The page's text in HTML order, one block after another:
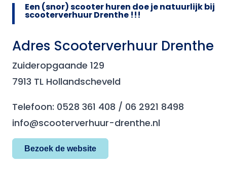
Een (snor) scooter huren doe je natuurlijk bij
scooterverhuur Drenthe !!!
Adres Scooterverhuur Drenthe
Zuideropgaande 129
7913 TL Hollandscheveld
Telefoon: 0528 361 408 / 06 2921 8498
info@scooterverhuur-drenthe.nl
Bezoek de website